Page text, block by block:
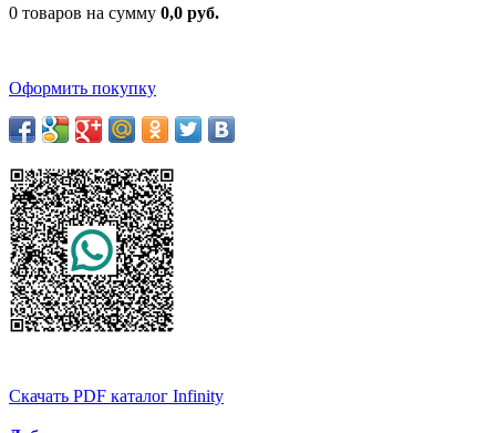
0 товаров на сумму 0,0 руб.
Оформить покупку
Скачать PDF каталог Infinity